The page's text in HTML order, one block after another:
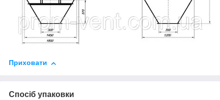
Приховати
Спосіб упаковки